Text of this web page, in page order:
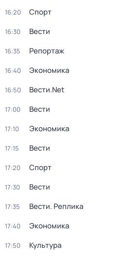
16:20 Спорт
16:30 Вести
16:35 Репортаж
16:40 Экономика
16:50 Вести.Net
17:00 Вести
17:10 Экономика
17:15 Вести
17:20 Спорт
17:30 Вести
17:35 Вести. Реплика
17:40 Экономика
17:50 Культура